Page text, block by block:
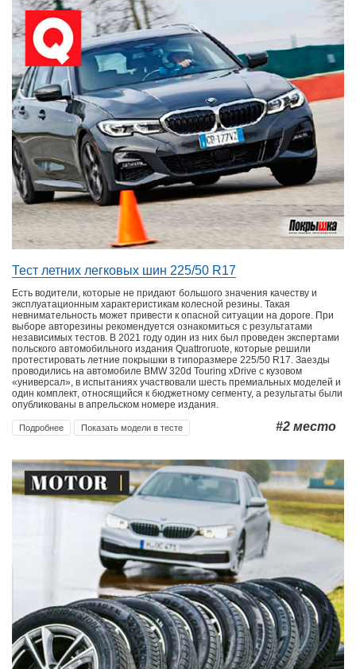
Тест летних легковых шин 225/50 R17
Есть водители, которые не придают большого значения качеству и
эксплуатационным характеристикам колесной резины. Такая
невнимательность может привести к опасной ситуации на дороге. При
выборе авторезины рекомендуется ознакомиться с результатами
независимых тестов. В 2021 году один из них был проведен экспертами
польского автомобильного издания Quattroruote, которые решили
протестировать летние покрышки в типоразмере 225/50 R17. Заезды
проводились на автомобиле BMW 320d Touring xDrive с кузовом
«универсал», в испытаниях участвовали шесть премиальных моделей и
один комплект, относящийся к бюджетному сегменту, а результаты были
опубликованы в апрельском номере издания.
Подробнее Показать модели в тесте #2 место